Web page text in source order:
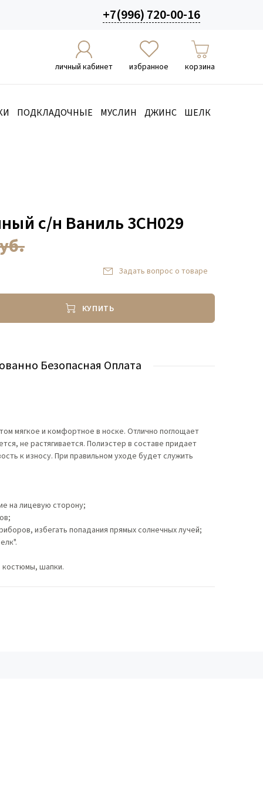
+7(996) 720-00-16
личный кабинет избранное корзина
ПОДКЛАДОЧНЫЕ МУСЛИН ДЖИНС ШЕЛК
с/н Ваниль 3СН029
Задать вопрос о товаре
КУПИТЬ
Безопасная Оплата
мягкое и комфортное в носке. Отлично поглощает
не растягивается. Полиэстер в составе придает
к износу. При правильном уходе будет служить
на лицевую сторону;
избегать попадания прямых солнечных лучей;
костюмы, шапки.